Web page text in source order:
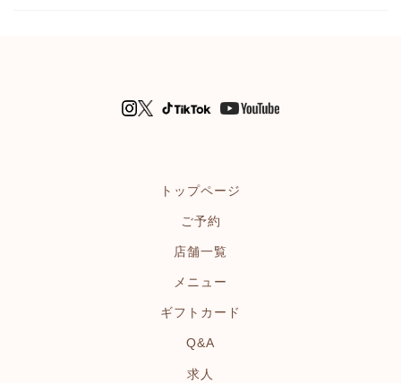
トップページ
ご予約
店舗一覧
メニュー
ギフトカード
Q&A
求人